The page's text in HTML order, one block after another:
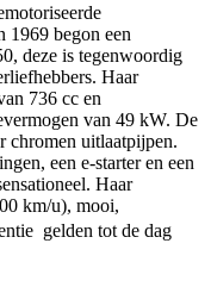
1969 begon een
deze is tegenwoordig
Haar
736 cc en
van 49 kW. De
chromen uitlaatpijpen.
een e-starter en een
Haar
km/u), mooi,
 gelden tot de dag